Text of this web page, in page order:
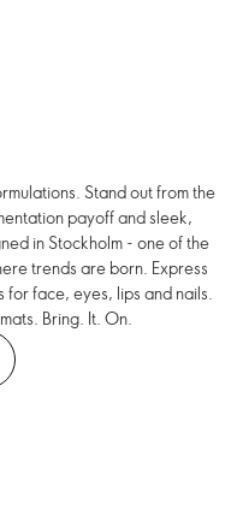
Stand out from the
payoff and sleek,
in Stockholm - one of the
trends are born. Express
face, eyes, lips and nails.
Bring. It. On.